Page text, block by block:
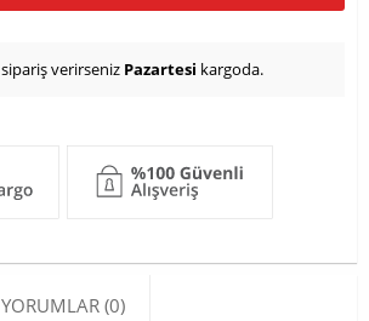
sipariş verirseniz Pazartesi kargoda.
YORUMLAR (0)